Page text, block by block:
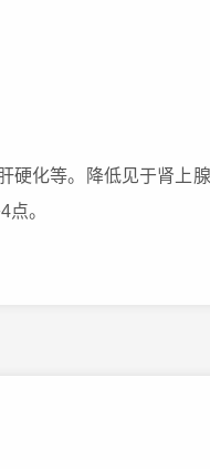
化等。降低见于肾上
。